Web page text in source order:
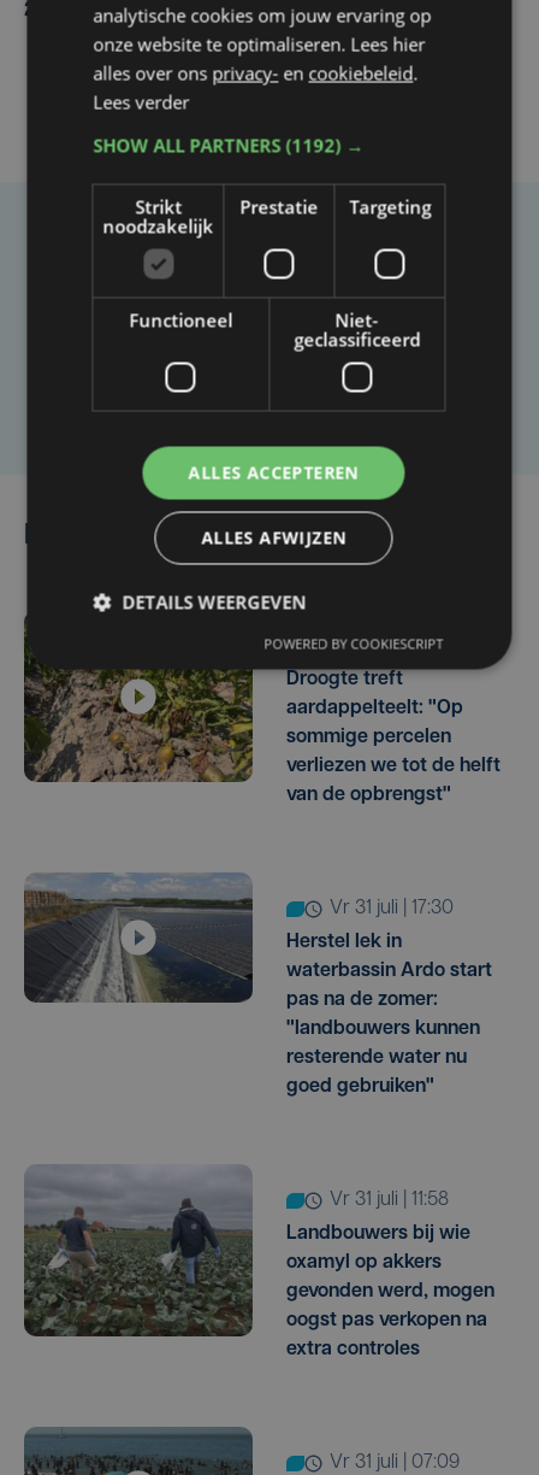
2031 bij Club Brugge
Taalfout opgemerkt?
Laat het ons weten
Lees ook
ma 3 augustus | 17:15
Droogte treft
aardappelteelt: "Op
sommige percelen
verliezen we tot de helft
van de opbrengst"
vr 31 juli | 17:30
Herstel lek in
waterbassin Ardo start
pas na de zomer:
"landbouwers kunnen
resterende water nu
goed gebruiken"
vr 31 juli | 11:58
Landbouwers bij wie
oxamyl op akkers
gevonden werd, mogen
oogst pas verkopen na
extra controles
vr 31 juli | 07:09
analytische cookies om jouw ervaring op
onze website te optimaliseren. Lees hier
alles over ons privacy- en cookiebeleid.
Lees verder
SHOW ALL PARTNERS(1192) →
Strikt
noodzakelijk
Prestatie Targeting
Functioneel
Niet-
geclassificeerd
ALLES ACCEPTEREN
ALLES AFWIJZEN
DETAILS WEERGEVEN
POWERED BY COOKIESCRIPT